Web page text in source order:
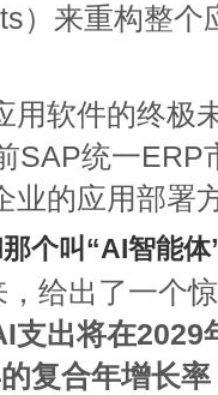
）来重构整个
用软件的终极
SAP统一ERP
业的应用部署
个叫“AI智能
给出了一个
支出将在2029
复合年增长